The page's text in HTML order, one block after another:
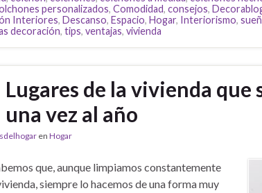
personalizados, Comodidad, consejos,
Interiores, Descanso, Espacio, Hogar, Interiorismo,
decoración, tips, ventajas, vivienda
Lugares de la vivienda
una vez al año
en Hogar
que, aunque limpiamos constantemente
siempre lo hacemos de una forma muy